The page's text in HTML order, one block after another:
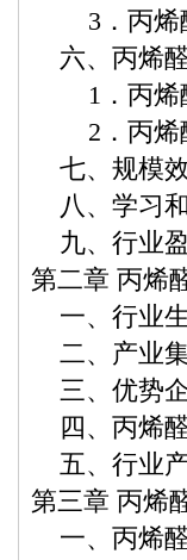
3．丙烯醛
六、丙烯
1．丙烯醛
2．丙烯醛
七、规模
八、学习
九、行业
第二章 丙烯
一、行业
二、产业
三、优势
四、丙烯
五、行业
第三章 丙烯
一、丙烯